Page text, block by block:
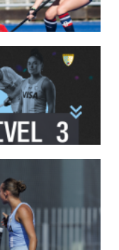
durante 5 días en